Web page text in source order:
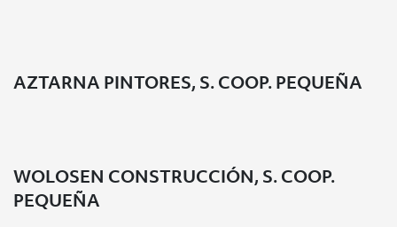
AZTARNA PINTORES, S. COOP. PEQUEÑA
WOLOSEN CONSTRUCCIÓN, S. COOP.
PEQUEÑA